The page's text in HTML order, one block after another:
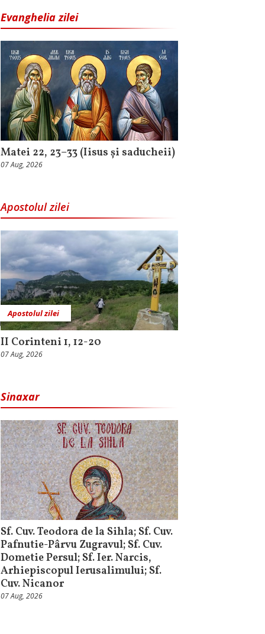
Evanghelia zilei
Matei 22, 23–33 (Iisus și saducheii)
07 Aug, 2026
Apostolul zilei
Apostolul zilei
II Corinteni 1, 12-20
07 Aug, 2026
Sinaxar
Sf. Cuv. Teodora de la Sihla; Sf. Cuv.
Pafnutie-Pârvu Zugravul; Sf. Cuv.
Dometie Persul; Sf. Ier. Narcis,
Arhiepiscopul Ierusalimului; Sf.
Cuv. Nicanor
07 Aug, 2026